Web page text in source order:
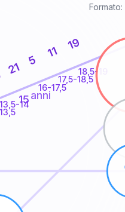
Formato:
13,5-14
16-17,5
17,5-18,5
18,5-19
21 5
11
19
15anni